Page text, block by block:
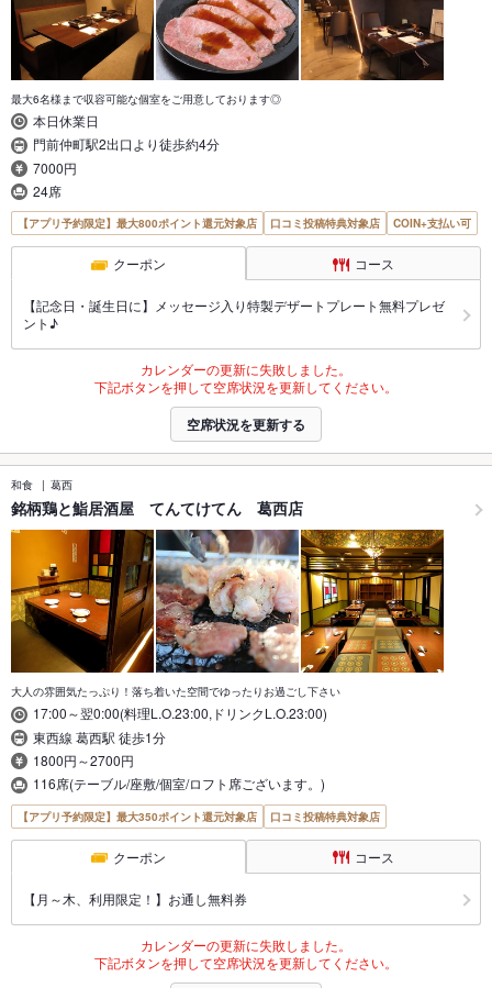
最大6名様まで収容可能な個室をご用意しております◎
本日休業日
門前仲町駅2出口より徒歩約4分
7000円
24席
【アプリ予約限定】最大800ポイント還元対象店 口コミ投稿特典対象店 COIN+支払い可
クーポン コース
【記念日・誕生日に】メッセージ入り特製デザートプレート無料プレゼ
ント♪
カレンダーの更新に失敗しました。
下記ボタンを押して空席状況を更新してください。
空席状況を更新する
和食 葛西
銘柄鶏と鮨居酒屋 てんてけてん 葛西店
大人の雰囲気たっぷり！落ち着いた空間でゆったりお過ごし下さい
17:00～翌0:00(料理L.O.23:00,ドリンクL.O.23:00)
東西線 葛西駅 徒歩1分
1800円～2700円
116席(テーブル/座敷/個室/ロフト席ございます。)
【アプリ予約限定】最大350ポイント還元対象店 口コミ投稿特典対象店
クーポン コース
【月～木、利用限定！】お通し無料券
カレンダーの更新に失敗しました。
下記ボタンを押して空席状況を更新してください。